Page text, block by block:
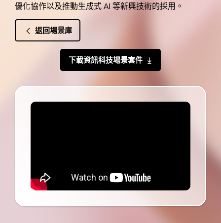
優化協作以及推動生成式 AI 等新興技術的採用。
返回場景庫
下載資訊科技場景套件